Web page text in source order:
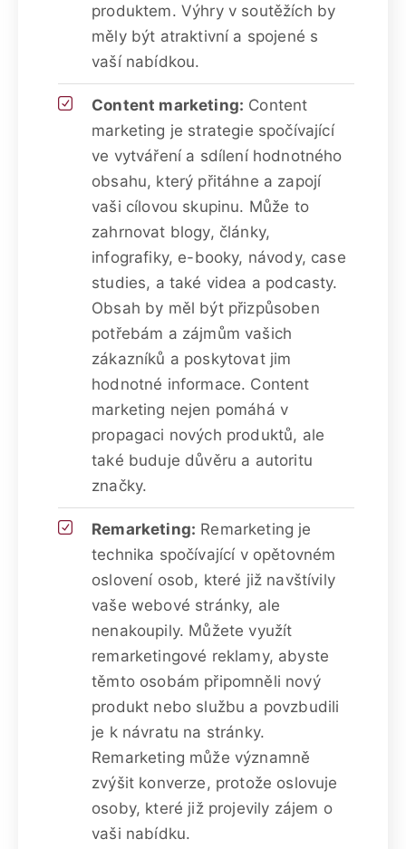
produktem. Výhry v soutěžích by
měly být atraktivní a spojené s
vaší nabídkou.
Content marketing: Content
marketing je strategie spočívající
ve vytváření a sdílení hodnotného
obsahu, který přitáhne a zapojí
vaši cílovou skupinu. Může to
zahrnovat blogy, články,
infografiky, e-booky, návody, case
studies, a také videa a podcasty.
Obsah by měl být přizpůsoben
potřebám a zájmům vašich
zákazníků a poskytovat jim
hodnotné informace. Content
marketing nejen pomáhá v
propagaci nových produktů, ale
také buduje důvěru a autoritu
značky.
Remarketing: Remarketing je
technika spočívající v opětovném
oslovení osob, které již navštívily
vaše webové stránky, ale
nenakoupily. Můžete využít
remarketingové reklamy, abyste
těmto osobám připomněli nový
produkt nebo službu a povzbudili
je k návratu na stránky.
Remarketing může významně
zvýšit konverze, protože oslovuje
osoby, které již projevily zájem o
vaši nabídku.